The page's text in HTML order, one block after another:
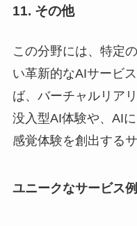
11. その他
この分野には、特定
い革新的なAIサービ
ば、バーチャルリア
没入型AI体験や、AI
感覚体験を創出する
ユニークなサービス例